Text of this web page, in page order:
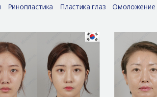
Ринопластика Пластика глаз Омоложение